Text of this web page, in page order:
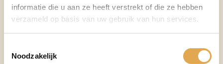
informatie die u aan ze heeft verstrekt of die ze hebben
verzameld op basis van uw gebruik van hun services.
Noodzakelijk
Wat is een functiehuis?
binnen jouw organisatie, inclusief beschrijvingen en